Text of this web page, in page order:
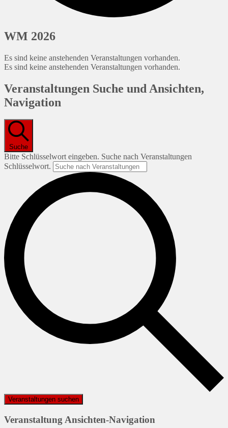
WM 2026
Es sind keine anstehenden Veranstaltungen vorhanden.
Es sind keine anstehenden Veranstaltungen vorhanden.
Veranstaltungen Suche und Ansichten,
Navigation
Suche
Bitte Schlüsselwort eingeben. Suche nach Veranstaltungen
Schlüsselwort.
Veranstaltungen suchen
Veranstaltung Ansichten-Navigation